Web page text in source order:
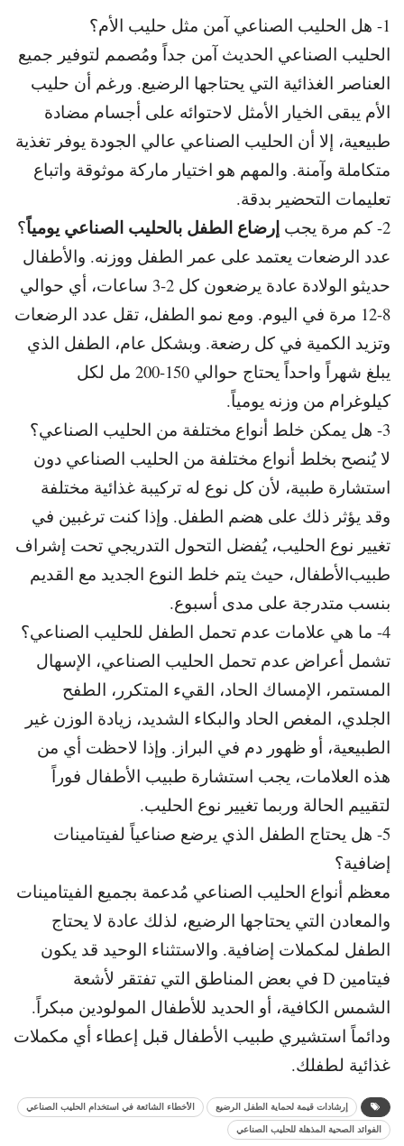
1- هل الحليب الصناعي آمن مثل حليب الأم؟
الحليب الصناعي الحديث آمن جداً ومُصمم لتوفير جميع
العناصر الغذائية التي يحتاجها الرضيع. ورغم أن حليب
الأم يبقى الخيار الأمثل لاحتوائه على أجسام مضادة
طبيعية، إلا أن الحليب الصناعي عالي الجودة يوفر تغذية
متكاملة وآمنة. والمهم هو اختيار ماركة موثوقة واتباع
تعليمات التحضير بدقة.
2- كم مرة يجب
إرضاع الطفل بالحليب الصناعي يومياً؟
عدد الرضعات يعتمد على عمر الطفل ووزنه. والأطفال
حديثو الولادة عادة يرضعون كل 2-3 ساعات، أي حوالي
8-12 مرة في اليوم. و
مع نمو الطفل، تقل عدد الرضعات
وتزيد الكمية في كل رضعة. وبشكل عام، الطفل الذي
يبلغ شهراً واحداً يحتاج حوالي 150-200 مل لكل
كيلوغرام من وزنه يومياً.
3- هل يمكن خلط أنواع مختلفة من الحليب الصناعي؟
لا يُنصح بخلط أنواع مختلفة من الحليب الصناعي دون
استشارة طبية، لأن كل نوع له تركيبة غذائية مختلفة
وقد يؤثر ذلك على هضم الطفل. وإذا كنت ترغبين في
تغيير نوع الحليب، يُفضل التحول التدريجي تحت إشراف
طبيبالأطفال، حيث يتم خلط النوع الجديد مع القديم
بنسب متدرجة على مدى أسبوع.
4- ما هي علامات عدم تحمل الطفل للحليب الصناعي؟
تشمل أعراض عدم تحمل الحليب الصناعي، الإسهال
المستمر، الإمساك الحاد، القيء المتكرر، الطفح
الجلدي، المغص الحاد والبكاء الشديد، زيادة الوزن غير
الطبيعية، أو ظهور دم في البراز. وإذا لاحظت أي من
هذه العلامات، يجب استشارة طبيب الأطفال فوراً
لتقييم الحالة وربما تغيير نوع الحليب.
5- هل يحتاج الطفل الذي يرضع صناعياً لفيتامينات
إضافية؟
معظم أنواع الحليب الصناعي مُدعمة بجميع الفيتامينات
والمعادن التي يحتاجها الرضيع، لذلك عادة لا يحتاج
الطفل لمكملات إضافية. والاستثناء الوحيد قد يكون
فيتامين D في بعض المناطق التي تفتقر لأشعة
الشمس الكافية، أو الحديد للأطفال المولودين مبكراً.
ودائماً استشيري طبيب الأطفال قبل إعطاء أي مكملات
غذائية لطفلك.
إرشادات قيمة لحماية الطفل الرضيع الأخطاء الشائعة في استخدام الحليب الصناعي
الفوائد الصحية المذهلة للحليب الصناعي